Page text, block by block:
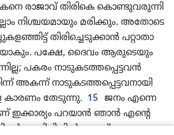
രാജാവ്‌ തിരികെ കൊണ്ടു​വ​രു​ന്നി​
നിശ്ചയ​മാ​യും മരിക്കും. അതോടെ
തിരിച്ചെ​ടു​ക്കാൻ പറ്റാതാ​
പക്ഷേ, ദൈവം ആരു​ടെ​യും
പകരം നാടു​ക​ട​ത്തപ്പെ​ട്ടവൻ
അകന്ന്‌ നാടു​ക​ട​ത്തപ്പെ​ട്ട​വ​നാ​യി
കാരണം തേടുന്നു. 15 ജനം എന്നെ
ഇക്കാര്യം പറയാൻ ഞാൻ എന്റെ
സന്നിധി​യിൽ വന്നത്‌.